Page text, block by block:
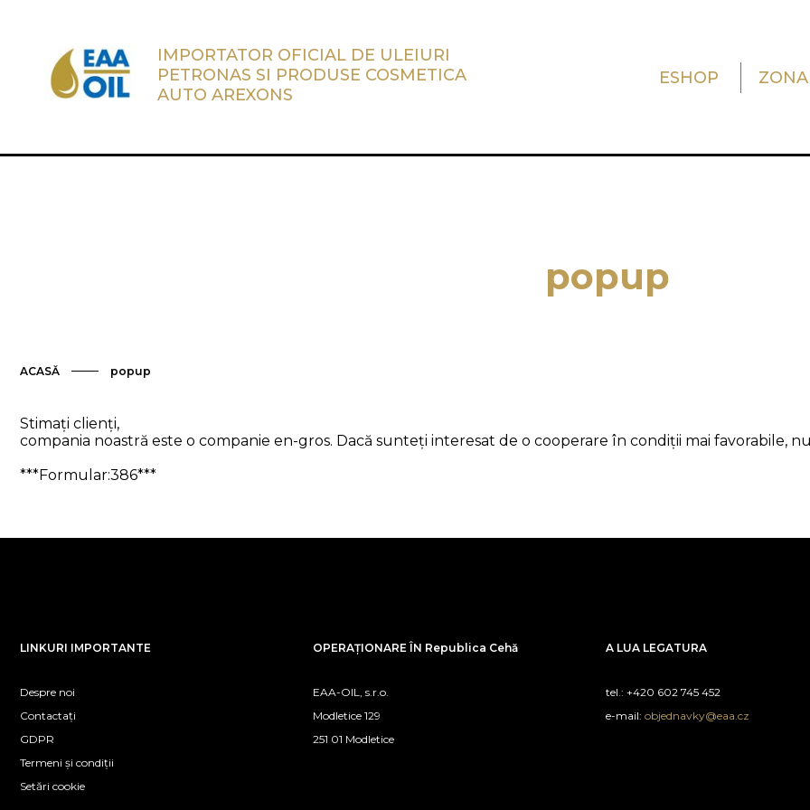
IMPORTATOR OFICIAL DE ULEIURI
PETRONAS SI PRODUSE COSMETICA
AUTO AREXONS
ESHOP
popup
ACASĂ popup
Stimați clienți,
compania noastră este o companie en-gros. Dacă sunteți interesat de o cooperare în condiții mai favorabile,
***Formular:386***
LINKURI IMPORTANTE
Despre noi
Contactați
GDPR
Termeni și condiții
Setări cookie
OPERAȚIONARE ÎN Republica Cehă
EAA-OIL, s.r.o.
Modletice 129
251 01 Modletice
A LUA LEGATURA
tel.: +420 602 745 452
e-mail: objednavky@eaa.cz